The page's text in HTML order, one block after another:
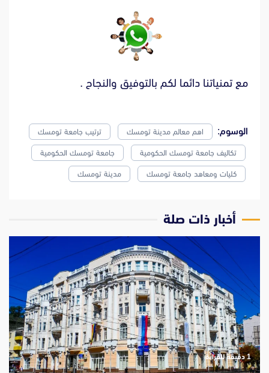
مع تمنياتنا دائما لكم بالتوفيق والنجاح .
الوسوم: اهم معالم مدينة تومسك ترتيب جامعة تومسك
تكاليف جامعة تومسك الحكومية جامعة تومسك الحكومية
كليات ومعاهد جامعة تومسك مدينة تومسك
‫أخبار ذات صلة
‫1 دقيقة للقراءة